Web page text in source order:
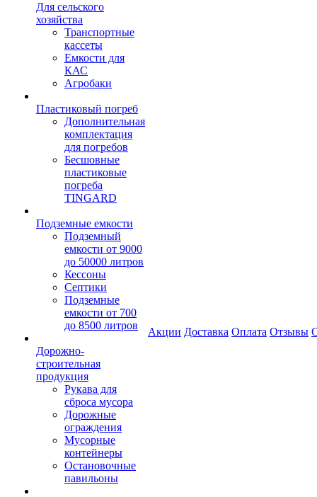
Для сельского
хозяйства
Транспортные
кассеты
Емкости для
КАС
Агробаки
Пластиковый погреб
Дополнительная
комплектация
для погребов
Бесшовные
пластиковые
погреба
TINGARD
Подземные емкости
Подземный
емкости от 9000
до 50000 литров
Кессоны
Септики
Подземные
емкости от 700
до 8500 литров
Дорожно-
строительная
продукция
Рукава для
сброса мусора
Дорожные
ограждения
Мусорные
контейнеры
Остановочные
павильоны
Акции Доставка Оплата Отзывы